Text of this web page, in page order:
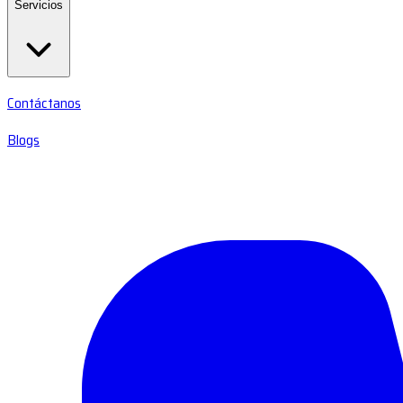
Servicios
Contáctanos
Blogs